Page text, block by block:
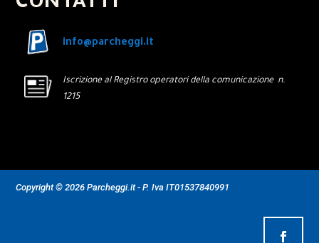
info@parcheggi.it
Iscrizione al Registro operatori della comunicazione n.
1215
Copyright © 2026 Parcheggi.it - P. Iva IT01537840991